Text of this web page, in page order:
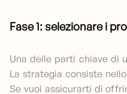
Fase 1: selezionare i
Una delle parti chiave di
La strategia consiste
Se vuoi assicurarti di